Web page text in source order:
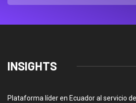
INSIGHTS
Plataforma líder en Ecuador al servicio